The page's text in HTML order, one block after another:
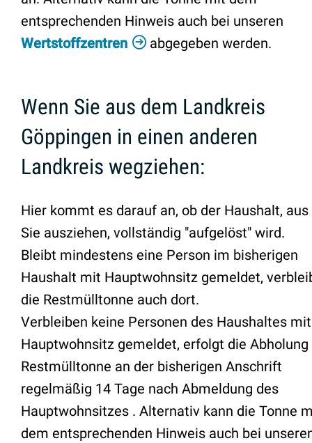
entsprechenden Hinweis auch bei unseren
Wertstoffzentren
abgegeben werden.
Wenn Sie aus dem Landkreis
Göppingen in einen anderen
Landkreis wegziehen:
Hier kommt es darauf an, ob der Haushalt,
Sie ausziehen, vollständig "aufgelöst" wird.
Bleibt mindestens eine Person im bisherigen
Haushalt mit Hauptwohnsitz gemeldet,
die Restmülltonne auch dort.
Verbleiben keine Personen des Haushaltes mit
Hauptwohnsitz gemeldet, erfolgt die Abholung
Restmülltonne an der bisherigen Anschrift
regelmäßig 14 Tage nach Abmeldung des
Hauptwohnsitzes . Alternativ kann die Tonne
dem entsprechenden Hinweis auch bei